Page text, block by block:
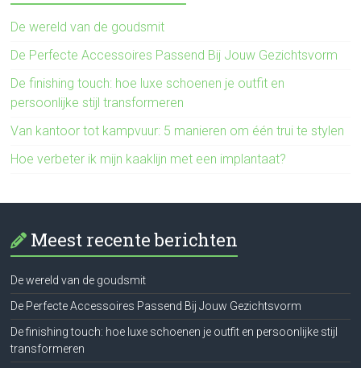
De wereld van de goudsmit
De Perfecte Accessoires Passend Bij Jouw Gezichtsvorm
De finishing touch: hoe luxe schoenen je outfit en
persoonlijke stijl transformeren
Van kantoor tot kampvuur: 5 manieren om één trui te stylen
Hoe verbeter ik mijn kaaklijn met een implantaat?
Meest recente berichten
De wereld van de goudsmit
De Perfecte Accessoires Passend Bij Jouw Gezichtsvorm
De finishing touch: hoe luxe schoenen je outfit en persoonlijke stijl
transformeren